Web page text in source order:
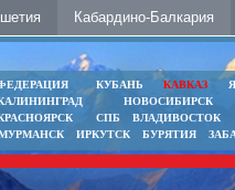
Кабардино-Балкария
КУБАНЬ КАВКАЗ
НОВОСИБИРСК
СПБ
ВЛАДИВОСТОК
ИРКУТСК БУРЯТИЯ